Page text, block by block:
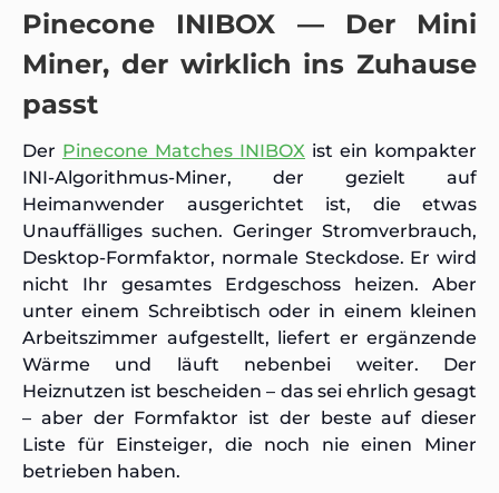
Pinecone INIBOX — Der Mini
Miner, der wirklich ins Zuhause
passt
Der Pinecone Matches INIBOX ist ein kompakter
INI-Algorithmus-Miner, der gezielt auf
Heimanwender ausgerichtet ist, die etwas
Unauffälliges suchen. Geringer Stromverbrauch,
Desktop-Formfaktor, normale Steckdose. Er wird
nicht Ihr gesamtes Erdgeschoss heizen. Aber
unter einem Schreibtisch oder in einem kleinen
Arbeitszimmer aufgestellt, liefert er ergänzende
Wärme und läuft nebenbei weiter. Der
Heiznutzen ist bescheiden – das sei ehrlich gesagt
– aber der Formfaktor ist der beste auf dieser
Liste für Einsteiger, die noch nie einen Miner
betrieben haben.